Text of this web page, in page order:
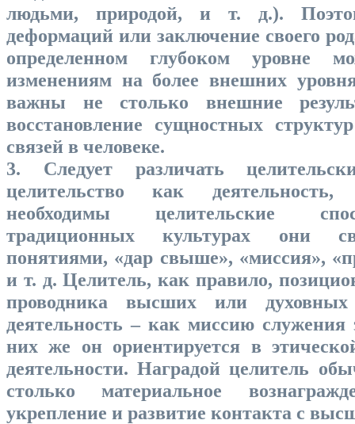
людьми, природой, и т. д.).
деформаций или заключение своего
определенном глубоком уровне
изменениям на более внешних
важны не столько внешние
восстановление сущностных
связей в человеке.
3. Следует различать
целительство как
необходимы целительские
традиционных культурах они
понятиями, «дар свыше», «миссия»,
и т. д. Целитель, как правило,
проводника высших или
деятельность – как миссию
них же он ориентируется в
деятельности. Наградой целитель
столько материальное
укрепление и развитие контакта с